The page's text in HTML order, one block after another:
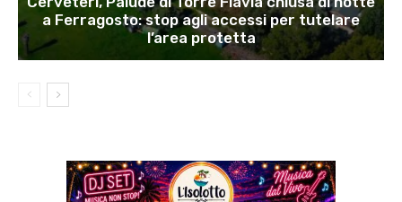
a Ferragosto: stop agli accessi per tutelare
l’area protetta